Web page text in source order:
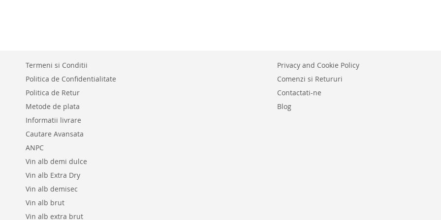
Termeni si Conditii
Politica de Confidentialitate
Politica de Retur
Metode de plata
Informatii livrare
Cautare Avansata
ANPC
Vin alb demi dulce
Vin alb Extra Dry
Vin alb demisec
Vin alb brut
Vin alb extra brut
Privacy and Cookie Policy
Comenzi si Retururi
Contactati-ne
Blog